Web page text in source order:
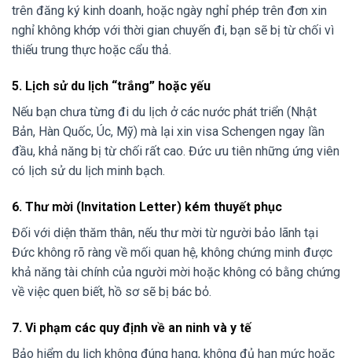
trên đăng ký kinh doanh, hoặc ngày nghỉ phép trên đơn xin
nghỉ không khớp với thời gian chuyến đi, bạn sẽ bị từ chối vì
thiếu trung thực hoặc cẩu thả.
5. Lịch sử du lịch “trắng” hoặc yếu
Nếu bạn chưa từng đi du lịch ở các nước phát triển (Nhật
Bản, Hàn Quốc, Úc, Mỹ) mà lại xin visa Schengen ngay lần
đầu, khả năng bị từ chối rất cao. Đức ưu tiên những ứng viên
có lịch sử du lịch minh bạch.
6. Thư mời (Invitation Letter) kém thuyết phục
Đối với diện thăm thân, nếu thư mời từ người bảo lãnh tại
Đức không rõ ràng về mối quan hệ, không chứng minh được
khả năng tài chính của người mời hoặc không có bằng chứng
về việc quen biết, hồ sơ sẽ bị bác bỏ.
7. Vi phạm các quy định về an ninh và y tế
Bảo hiểm du lịch không đúng hạng, không đủ hạn mức hoặc